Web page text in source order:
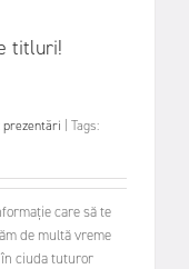
titluri!
prezentări
Tags:
care să te
de multă vreme
ciuda tuturor